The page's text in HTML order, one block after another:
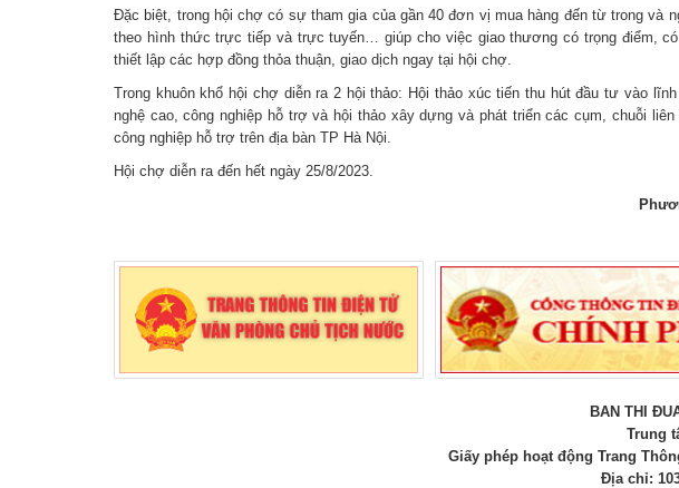
Đặc biệt, trong hội chợ có sự tham gia của gần 40 đơn vị mua hàng đến từ trong và
theo hình thức trực tiếp và trực tuyến… giúp cho việc giao thương có trọng điểm,
thiết lập các hợp đồng thỏa thuận, giao dịch ngay tại hội chợ.
Trong khuôn khổ hội chợ diễn ra 2 hội thảo: Hội thảo xúc tiến thu hút đầu tư vào
nghệ cao, công nghiệp hỗ trợ và hội thảo xây dựng và phát triển các cụm, chuỗi liên
công nghiệp hỗ trợ trên địa bàn TP Hà Nội.
Hội chợ diễn ra đến hết ngày 25/8/2023.
BAN THI
Trung
Giấy phép hoạt động Trang
Địa chỉ: